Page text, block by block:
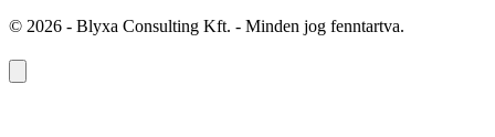
© 2026 - Blyxa Consulting Kft. - Minden jog fenntartva.